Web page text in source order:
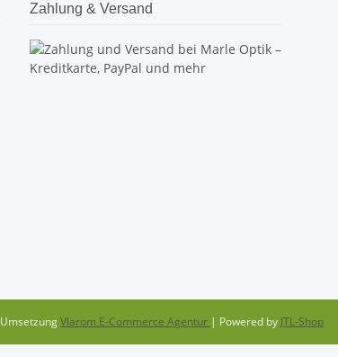
Zahlung & Versand
UmsetzungVlarom E-Commerce Agentur | Powered by JTL-Shop